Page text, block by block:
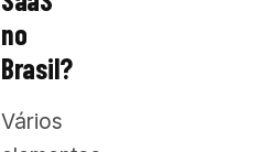
no
Brasil?
Vários